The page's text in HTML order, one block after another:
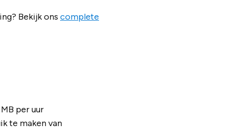
Bekijk ons complete
per uur
te maken van